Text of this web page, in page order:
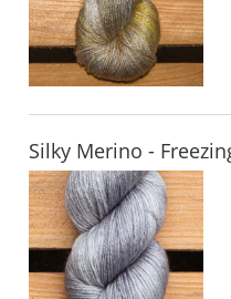
Silky Merino -